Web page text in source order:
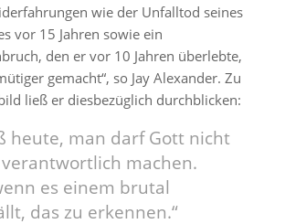
wie der Unfalltod seines
vor 15 Jahren sowie ein
den er vor 10 Jahren überlebte,
gemacht“, so Jay Alexander. Zu
ließ er diesbezüglich durchblicken:
heute, man darf Gott nicht
machen.
es einem brutal
das zu erkennen.“